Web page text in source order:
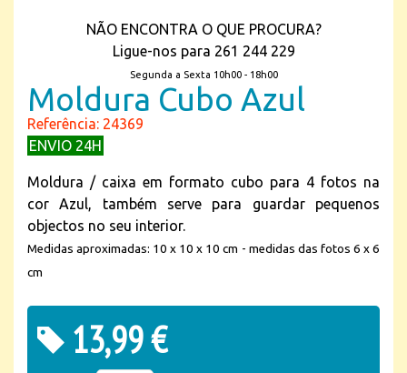
NÃO ENCONTRA O QUE PROCURA?
Ligue-nos para 261 244 229
Segunda a Sexta 10h00 - 18h00
Moldura Cubo Azul
Referência: 24369
ENVIO 24H
Moldura / caixa em formato cubo para 4 fotos na
cor Azul, também serve para guardar pequenos
objectos no seu interior.
Medidas aproximadas: 10 x 10 x 10 cm - medidas das fotos 6 x 6
cm
13,99 €